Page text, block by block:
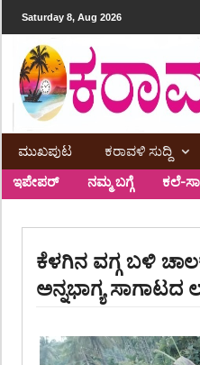
Saturday 8, Aug 2026
ಮುಖಪುಟ ಕರಾವಳಿ ಸುದ್ದಿ
ಇಪೇಪರ್ ನಮ್ಮ ಬಗ್ಗೆ ಕಲೆ-
ಕೆಳಗಿನ ವಗ್ಗ ಬಳಿ
ಅನ್ನಭಾಗ್ಯ ಸಾಗಾಟದ